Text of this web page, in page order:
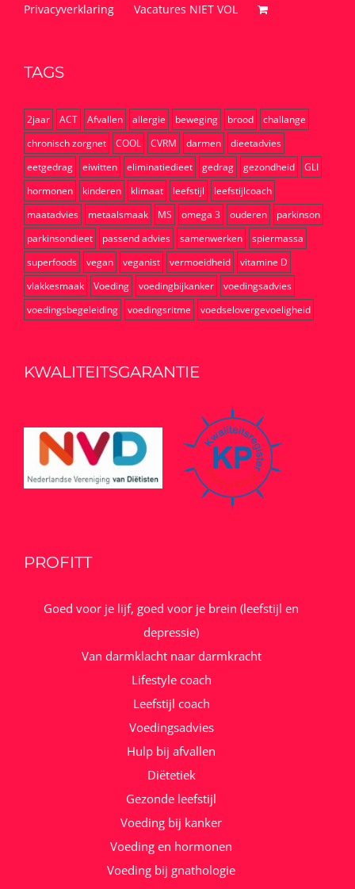
Privacyverklaring
Vacatures NIET VOL
TAGS
2jaar ACT Afvallen allergie beweging brood
challange
chronisch zorgnet
COOL CVRM darmen
dieetadvies
eetgedrag
eiwitten eliminatiedieet gedrag gezondheid
GLI
hormonen
kinderen klimaat leefstijl
leefstijlcoach
maatadvies
metaalsmaak MS omega 3 ouderen
parkinson
parkinsondieet
passend advies samenwerken
spiermassa
superfoods
vegan veganist vermoeidheid
vitamine D
vlakkesmaak
Voeding voedingbijkanker
voedingsadvies
voedingsbegeleiding
voedingsritme voedselovergevoeligheid
KWALITEITSGARANTIE
PROFITT
Goed voor je lijf, goed voor je brein (leefstijl en
depressie)
Van darmklacht naar darmkracht
Lifestyle coach
Leefstijl coach
Voedingsadvies
Hulp bij afvallen
Diëtetiek
Gezonde leefstijl
Voeding bij kanker
Voeding en hormonen
Voeding bij gnathologie